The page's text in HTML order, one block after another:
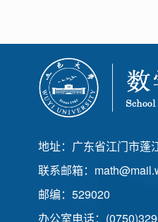
地址：广东省江门市蓬
联系邮箱：
邮编：529020
办公室电话：